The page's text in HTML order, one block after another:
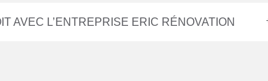
AVEC L’ENTREPRISE ERIC RÉNOVATION